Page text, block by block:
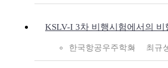
KSLV-I 3차 비행시험에서의 비
한국항공우주학회 최규